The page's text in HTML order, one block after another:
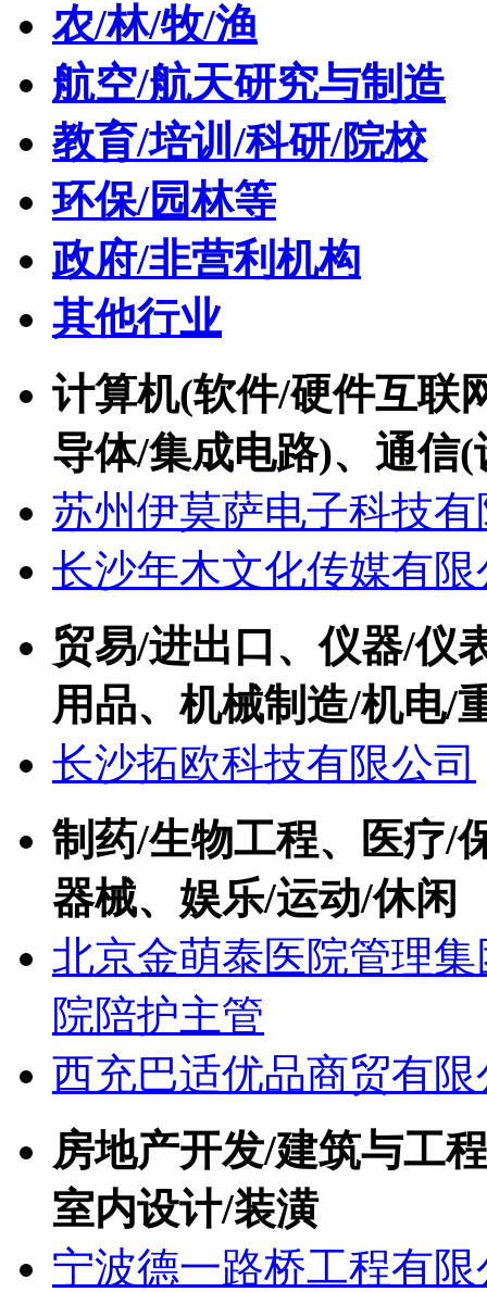
农/林/牧/渔
航空/航天研究与制造
教育/培训/科研/院校
环保/园林等
政府/非营利机构
其他行业
计算机(软件/硬件互联
导体/集成电路)、通信
苏州伊莫萨电子科技
长沙年木文化传媒有限
贸易/进出口、仪器/仪
用品、机械制造/机电/
长沙拓欧科技有限公司
制药/生物工程、医疗/
器械、娱乐/运动/休闲
北京金萌泰医院管理
院陪护主管
西充巴适优品商贸有限
房地产开发/建筑与工
室内设计/装潢
宁波德一路桥工程有限